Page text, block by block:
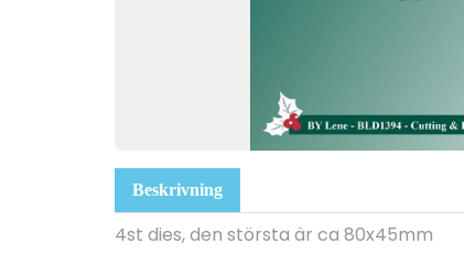
Beskrivning
4st dies, den största är ca 80x45mm